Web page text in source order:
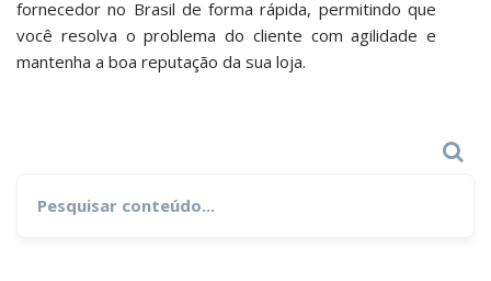
fornecedor no Brasil de forma rápida, permitindo que
você resolva o problema do cliente com agilidade e
mantenha a boa reputação da sua loja.
Search